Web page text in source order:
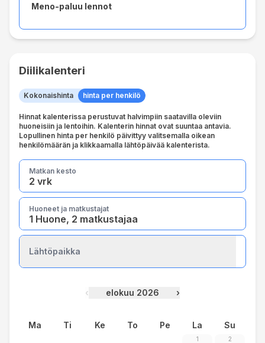
Meno-paluu lennot
Diilikalenteri
Kokonaishinta hinta per henkilö
Hinnat kalenterissa perustuvat halvimpiin saatavilla oleviin
huoneisiin ja lentoihin. Kalenterin hinnat ovat suuntaa antavia.
Lopullinen hinta per henkilö päivittyy valitsemalla oikean
henkilömäärän ja klikkaamalla lähtöpäivää kalenterista.
2 vrk
Matkan kesto
1 Huone, 2 matkustajaa
Huoneet ja matkustajat
Lähtöpaikka
‹ elokuu 2026 ›
Ma Ti Ke To Pe La Su
1 2